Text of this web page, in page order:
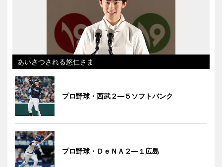
あいさつされる悠仁さま
プロ野球・西武２―５ソフトバンク
プロ野球・ＤｅＮＡ２―１広島